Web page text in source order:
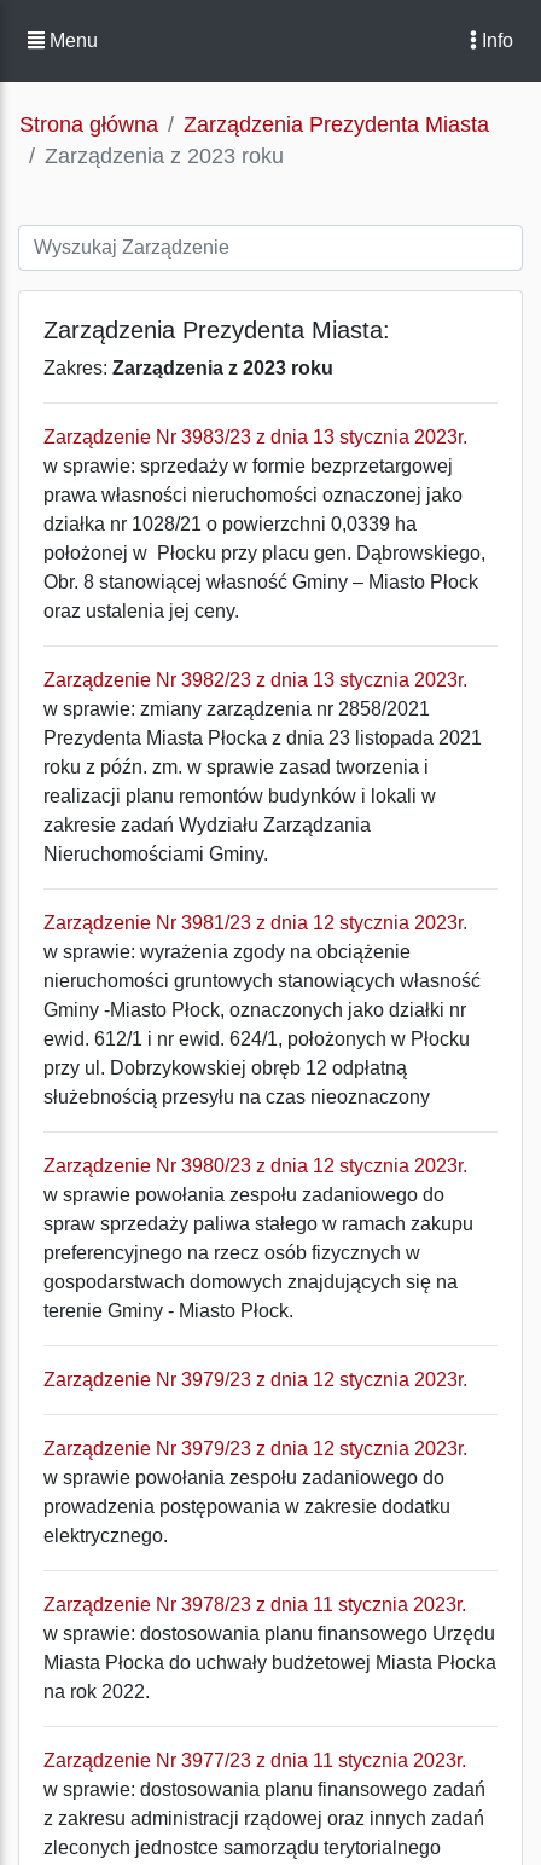
Menu Info
Strona główna
Zarządzenia Prezydenta Miasta
Zarządzenia z 2023 roku
Zarządzenia Prezydenta Miasta:
Zakres: Zarządzenia z 2023 roku
Zarządzenie Nr 3983/23 z dnia 13 stycznia 2023r.
w sprawie: sprzedaży w formie bezprzetargowej
prawa własności nieruchomości oznaczonej jako
działka nr 1028/21 o powierzchni 0,0339 ha
położonej w Płocku przy placu gen. Dąbrowskiego,
Obr. 8 stanowiącej własność Gminy – Miasto Płock
oraz ustalenia jej ceny.
Zarządzenie Nr 3982/23 z dnia 13 stycznia 2023r.
w sprawie: zmiany zarządzenia nr 2858/2021
Prezydenta Miasta Płocka z dnia 23 listopada 2021
roku z późn. zm. w sprawie zasad tworzenia i
realizacji planu remontów budynków i lokali w
zakresie zadań Wydziału Zarządzania
Nieruchomościami Gminy.
Zarządzenie Nr 3981/23 z dnia 12 stycznia 2023r.
w sprawie: wyrażenia zgody na obciążenie
nieruchomości gruntowych stanowiących własność
Gminy -Miasto Płock, oznaczonych jako działki nr
ewid. 612/1 i nr ewid. 624/1, położonych w Płocku
przy ul. Dobrzykowskiej obręb 12 odpłatną
służebnością przesyłu na czas nieoznaczony
Zarządzenie Nr 3980/23 z dnia 12 stycznia 2023r.
w sprawie powołania zespołu zadaniowego do
spraw sprzedaży paliwa stałego w ramach zakupu
preferencyjnego na rzecz osób fizycznych w
gospodarstwach domowych znajdujących się na
terenie Gminy - Miasto Płock.
Zarządzenie Nr 3979/23 z dnia 12 stycznia 2023r.
Zarządzenie Nr 3979/23 z dnia 12 stycznia 2023r.
w sprawie powołania zespołu zadaniowego do
prowadzenia postępowania w zakresie dodatku
elektrycznego.
Zarządzenie Nr 3978/23 z dnia 11 stycznia 2023r.
w sprawie: dostosowania planu finansowego Urzędu
Miasta Płocka do uchwały budżetowej Miasta Płocka
na rok 2022.
Zarządzenie Nr 3977/23 z dnia 11 stycznia 2023r.
w sprawie: dostosowania planu finansowego zadań
z zakresu administracji rządowej oraz innych zadań
zleconych jednostce samorządu terytorialnego